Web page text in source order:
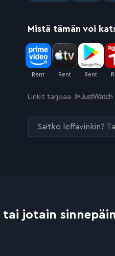
Mistä tämän voi
Linkit tarjoaa
Saitko leffavinkin?
tai jotain sinnepäin